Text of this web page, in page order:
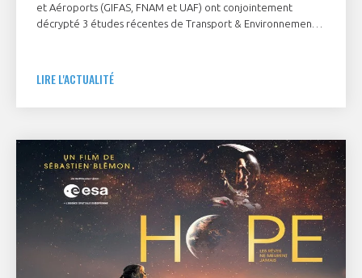
et Aéroports (GIFAS, FNAM et UAF) ont conjointement
décrypté 3 études récentes de Transport & Environnement
LIRE L'ACTUALITÉ